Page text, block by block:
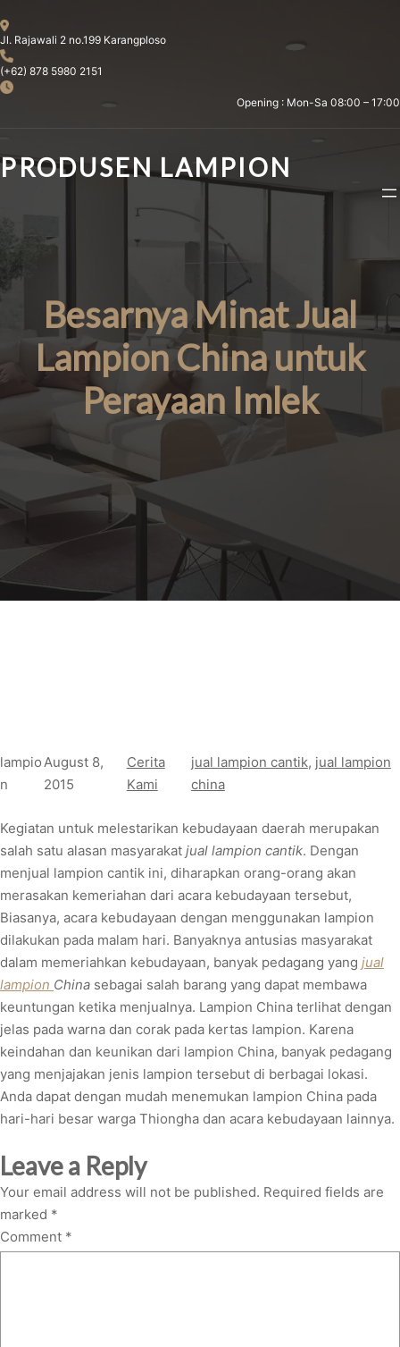
to
content
Jl. Rajawali 2 no.199 Karangploso
(+62) 878 5980 2151
Opening : Mon-Sa 08:00 – 17:00
PRODUSEN LAMPION
Besarnya Minat Jual
Lampion China untuk
Perayaan Imlek
lampio
n
August 8,
2015
Cerita
Kami
jual lampion cantik, jual lampion
china
Kegiatan untuk melestarikan kebudayaan daerah merupakan
salah satu alasan masyarakat jual lampion cantik. Dengan
menjual lampion cantik ini, diharapkan orang-orang akan
merasakan kemeriahan dari acara kebudayaan tersebut,
Biasanya, acara kebudayaan dengan menggunakan lampion
dilakukan pada malam hari. Banyaknya antusias masyarakat
dalam memeriahkan kebudayaan, banyak pedagang yang jual
lampion China sebagai salah barang yang dapat membawa
keuntungan ketika menjualnya. Lampion China terlihat dengan
jelas pada warna dan corak pada kertas lampion. Karena
keindahan dan keunikan dari lampion China, banyak pedagang
yang menjajakan jenis lampion tersebut di berbagai lokasi.
Anda dapat dengan mudah menemukan lampion China pada
hari-hari besar warga Thiongha dan acara kebudayaan lainnya.
Leave a Reply
Your email address will not be published. Required fields are
marked *
Comment *